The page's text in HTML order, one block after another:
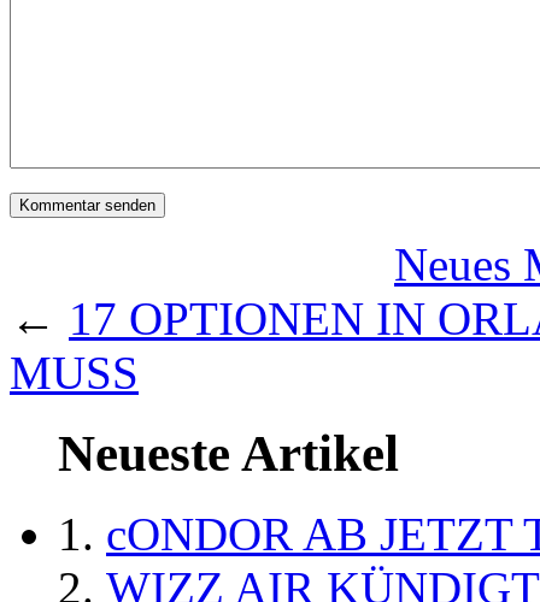
Neues
← 17 OPTIONEN IN
MUSS
Neueste Artikel
cONDOR AB
WIZZ AIR